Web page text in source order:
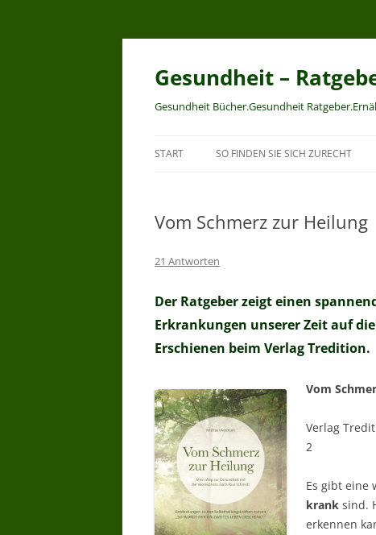
Zum
Gesundheit –
Gesundheit Bücher.Gesundheit
START SO FINDEN SIE SICH ZURECHT
Vom Schmerz zur Heilung
21 Antworten
Der Ratgeber zeigt einen
Erkrankungen unserer Zeit auf
Erschienen beim Verlag Tredition.
Vom
Verlag
2
Es gibt eine
krank sind.
erkennen